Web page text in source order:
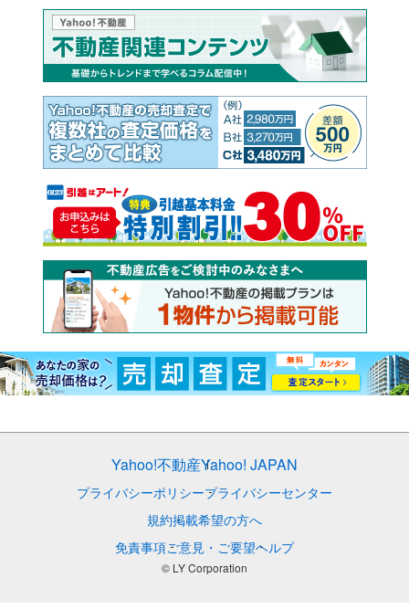
Yahoo!不動産Yahoo! JAPAN
プライバシーポリシープライバシーセンター
規約掲載希望の方へ
免責事項ご意見・ご要望ヘルプ
© LY Corporation